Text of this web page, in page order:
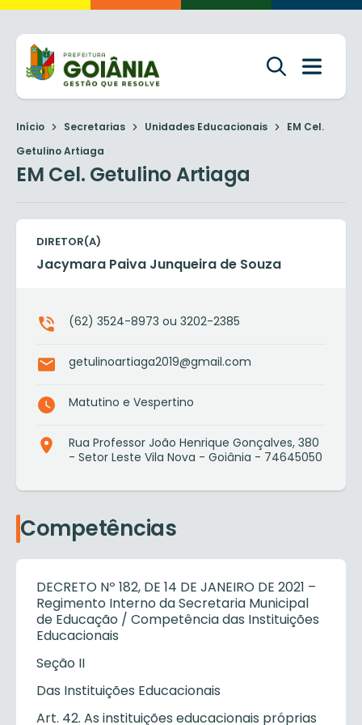
Início Secretarias Unidades Educacionais
EM Cel.
Getulino Artiaga
EM Cel. Getulino Artiaga
DIRETOR(A)
Jacymara Paiva Junqueira de Souza
(62) 3524-8973 ou 3202-2385
getulinoartiaga2019@gmail.com
Matutino e Vespertino
Rua Professor João Henrique Gonçalves, 380
- Setor Leste Vila Nova - Goiânia - 74645050
Competências
DECRETO Nº 182, DE 14 DE JANEIRO DE 2021 –
Regimento Interno da Secretaria Municipal
de Educação / Competência das Instituições
Educacionais
Seção II
Das Instituições Educacionais
Art. 42. As instituições educacionais próprias